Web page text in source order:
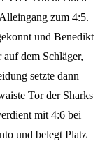
zum 4:5.
und Benedikt
dem Schläger,
setzte dann
Tor der Sharks
mit 4:6 bei
und belegt Platz